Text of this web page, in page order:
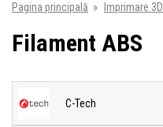
Pagina principală » Imprimare 3D
Filament ABS
C-Tech